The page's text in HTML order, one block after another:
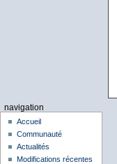
navigation
Accueil
Communauté
Actualités
Modifications récentes